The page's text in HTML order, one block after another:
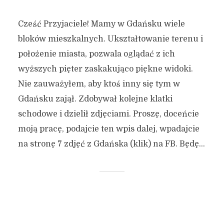
Cześć Przyjaciele! Mamy w Gdańsku wiele
bloków mieszkalnych. Ukształtowanie terenu i
położenie miasta, pozwala oglądać z ich
wyższych pięter zaskakująco piękne widoki.
Nie zauważyłem, aby ktoś inny się tym w
Gdańsku zajął. Zdobywał kolejne klatki
schodowe i dzielił zdjęciami. Proszę, doceńcie
moją pracę, podajcie ten wpis dalej, wpadajcie
na stronę 7 zdjęć z Gdańska (klik) na FB. Będę...